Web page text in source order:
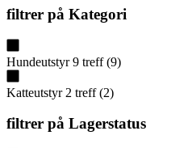
filtrer på Kategori
Hundeutstyr 9 treff (9)
Katteutstyr 2 treff (2)
filtrer på Lagerstatus